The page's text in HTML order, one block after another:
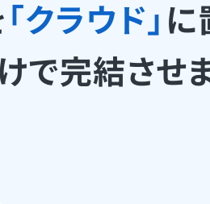
「クラウド」 に
で完結させま